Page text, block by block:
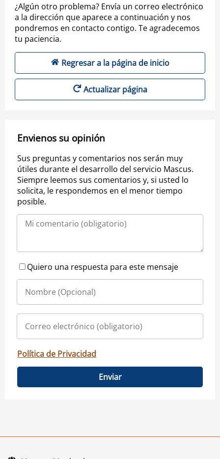
¿Algún otro problema? Envía un correo electrónico
a la dirección que aparece a continuación y nos
pondremos en contacto contigo. Te agradecemos
tu paciencia.
Regresar a la página de inicio
Actualizar página
Envienos su opinión
Sus preguntas y comentarios nos serán muy
útiles durante el desarrollo del servicio Mascus.
Siempre leemos sus comentarios y, si usted lo
solicita, le respondemos en el menor tiempo
posible.
Quiero una respuesta para este mensaje
Política de Privacidad
Enviar